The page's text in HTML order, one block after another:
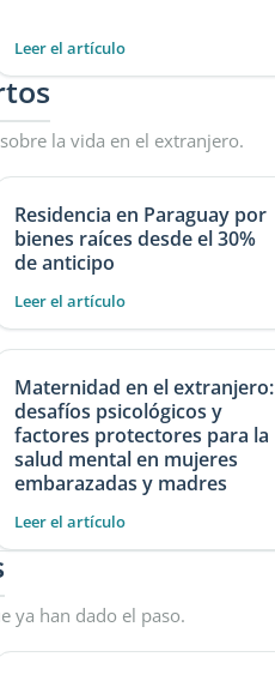
Leer el artículo
la vida en el extranjero.
Residencia en Paraguay por
bienes raíces desde el 30%
de anticipo
Leer el artículo
Maternidad en el extranjero:
desafíos psicológicos y
factores protectores para la
salud mental en mujeres
embarazadas y madres
Leer el artículo
ya han dado el paso.